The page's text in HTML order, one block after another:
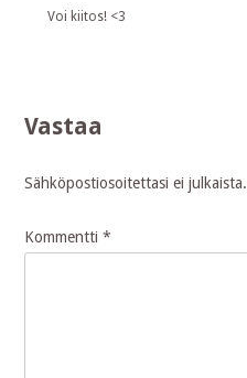
Voi kiitos! <3
Vastaa
Sähköpostiosoitettasi ei julkaista.
Kommentti*